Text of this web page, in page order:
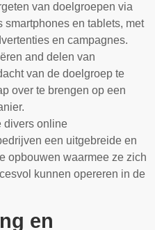
van doelgroepen via
smartphones en tablets, met
en campagnes.
and delen van
van de doelgroep te
over te brengen op een
divers online
een uitgebreide en
opbouwen waarmee ze zich
kunnen opereren in de
en